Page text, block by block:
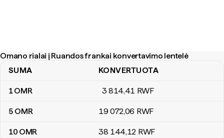
Omano rialai į Ruandos frankai konvertavimo lentelė
Omano rialai į Ruandos frankai konvertavimo lentelė
SUMA KONVERTUOTA
1OMR 3 814,41 RWF
5 OMR 19 072,06 RWF
10 OMR 38 144,12 RWF